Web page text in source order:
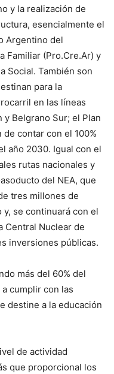
y la realización de
esencialmente el
Argentino del
Familiar (Pro.Cre.Ar) y
Social. También son
para la
en las líneas
y Belgrano Sur; el Plan
contar con el 100%
año 2030. Igual con el
rutas nacionales y
del NEA, que
tres millones de
se continuará con el
Central Nuclear de
inversiones públicas.
más del 60% del
cumplir con las
destine a la educación
de actividad
que proporcional los